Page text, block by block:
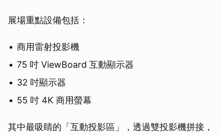
展場重點設備包括：
商用雷射投影機
75 吋 ViewBoard 互動顯示器
32 吋顯示器
55 吋 4K 商用螢幕
其中最吸睛的「互動投影區」，透過雙投影機拼接，